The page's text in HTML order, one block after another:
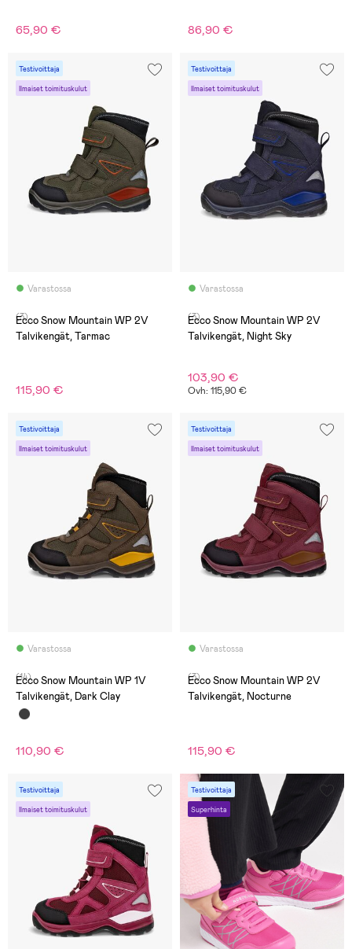
65,90 € 86,90 €
Testivoittaja
Ilmaiset toimituskulut
Varastossa
(3)
Ecco Snow Mountain WP 2V
Talvikengät, Tarmac
115,90 €
Testivoittaja
Ilmaiset toimituskulut
Varastossa
(3)
Ecco Snow Mountain WP 2V
Talvikengät, Night Sky
103,90 €
Ovh: 115,90 €
Testivoittaja
Ilmaiset toimituskulut
Varastossa
(14)
Ecco Snow Mountain WP 1V
Talvikengät, Dark Clay
110,90 €
Testivoittaja
Ilmaiset toimituskulut
Varastossa
(3)
Ecco Snow Mountain WP 2V
Talvikengät, Nocturne
115,90 €
Testivoittaja
Ilmaiset toimituskulut
Testivoittaja
Superhinta